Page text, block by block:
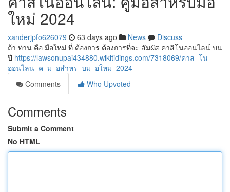
ใหม่ 2024
xanderjpfo626079 63 days ago News
Discuss
ถ้า ท่าน คือ มือใหม่ ที่ ต้องการ ต้องการที่จะ สัมผัส คาสิโนออนไลน์ บน
ปี https://lawsonupai434880.wikitidings.com/7318069/คาส_โน
ออนไลน_ค_ม_อสำหร_บม_อใหม_2024
Comments
Who Upvoted
Comments
Submit a Comment
No HTML